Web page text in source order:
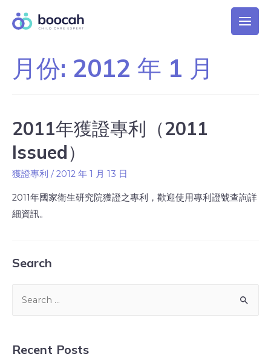
月份: 2012 年 1 月
2011年獲證專利（2011
Issued）
獲證專利 /2012 年 1 月 13 日
2011年國家衛生研究院獲證之專利，歡迎使用專利證號查詢詳
細資訊。
Search
Recent Posts